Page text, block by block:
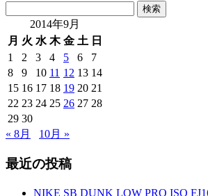
2014年9月
月 火 水 木 金 土 日
1
2 3 4 5 6
7
8
9 10 11 12 13 14
15 16 17 18 19 20 21
22 23 24 25 26 27 28
29 30
« 8月
10月 »
最近の投稿
NIKE SB DUNK LOW PRO ISO